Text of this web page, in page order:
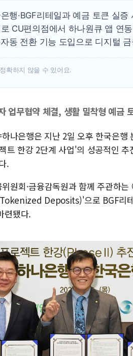
행·BGF리테일과 예금 토큰 실
CU편의점에서 하나원큐 앱 연
자동 전환 기능 도입으로 디지털
확하지 않을 수 있어요.
업무협약 체결, 생활 밀착형 예금
나은행은 지난 2일 오후 한국은행
트 한강 2단계 사업'의 성공적인
.
원회·금융감독원과 함께 주관하
Deposits)'으로 BGF리
련됐다.